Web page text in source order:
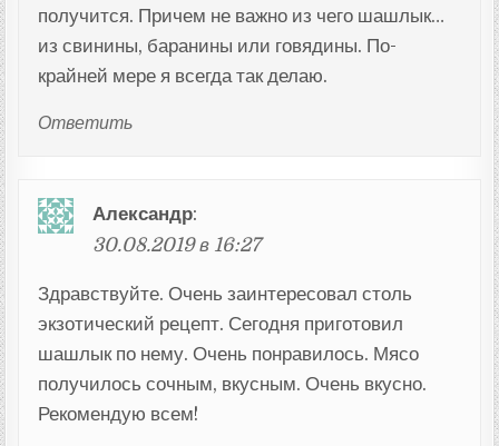
получится. Причем не важно из чего шашлык…
из свинины, баранины или говядины. По-
крайней мере я всегда так делаю.
Ответить
Александр:
30.08.2019 в 16:27
Здравствуйте. Очень заинтересовал столь
экзотический рецепт. Сегодня приготовил
шашлык по нему. Очень понравилось. Мясо
получилось сочным, вкусным. Очень вкусно.
Рекомендую всем!